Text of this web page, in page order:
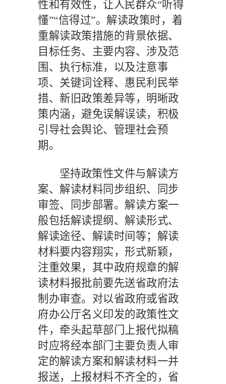
性和有效性，让人民群众“听得
懂”“信得过”。解读政策时，着
重解读政策措施的背景依据、
目标任务、主要内容、涉及范
围、执行标准，以及注意事
项、关键词诠释、惠民利民举
措、新旧政策差异等，明晰政
策内涵，避免误解误读，积极
引导社会舆论、管理社会预
期。
坚持政策性文件与解读方
案、解读材料同步组织、同步
审签、同步部署。解读方案一
般包括解读提纲、解读形式、
解读途径、解读时间等；解读
材料要内容翔实，形式新颖，
注重效果，其中政府规章的解
读材料报批前要先送省政府法
制办审查。对以省政府或省政
府办公厅名义印发的政策性文
件，牵头起草部门上报代拟稿
时应将经本部门主要负责人审
定的解读方案和解读材料一并
报送，上报材料不齐全的，省